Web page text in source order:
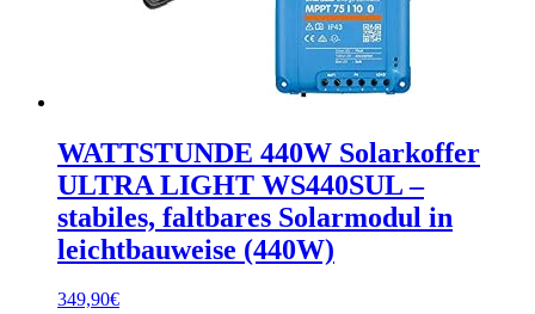
WATTSTUNDE 440W Solarkoffer
ULTRA LIGHT WS440SUL –
stabiles, faltbares Solarmodul in
leichtbauweise (440W)
349,90€